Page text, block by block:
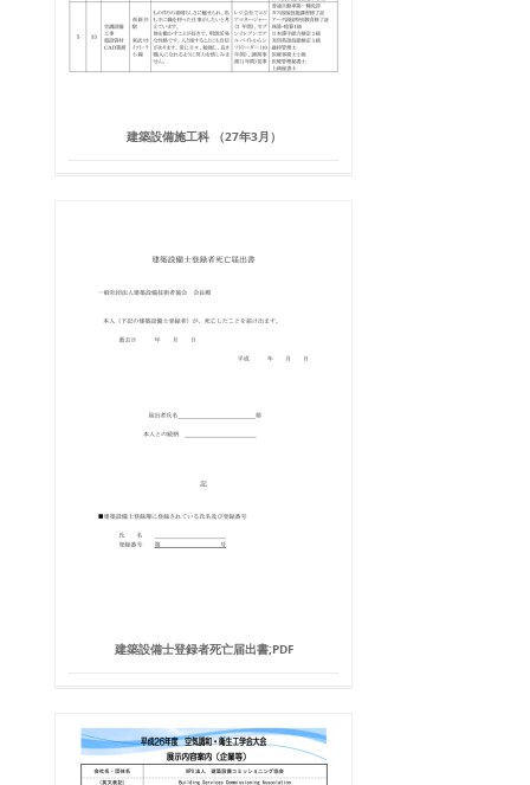
建築設備施工科 （27年3月）
建築設備士登録者死亡届出書;PDF